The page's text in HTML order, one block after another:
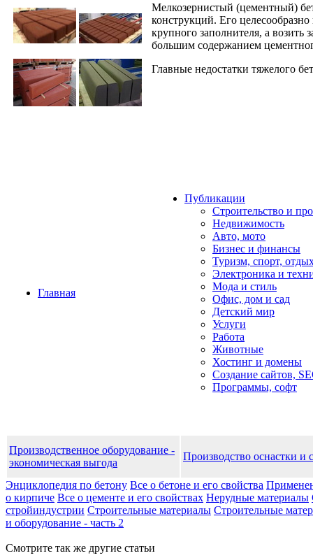
Мелкозернистый (цементный)
конструкций. Его
крупного заполнителя, а возить
большим содержанием
Главные недостатки тяжелого
Главная
Публикации
Строительство и
Недвижимость
Авто, мото
Бизнес и финансы
Туризм, спорт,
Электроника и
Мода и стиль
Офис, дом и cад
Детский мир
Услуги
Работа
Животные
Хостинг и домены
Создание сайтов,
Программы, софт
Производственное оборудование -
экономическая выгода
Производство оснастки и
Энциклопедия по бетону Все о бетоне и его свойства
о кирпиче Все о цементе и его свойствах Нерудные материалы
стройиндустрии Строительные материалы Строительные
и оборудование - часть 2
Смотрите так же другие статьи